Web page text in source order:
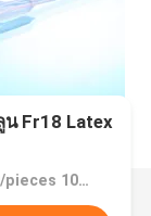
น Fr18 Latex
ราคา：$0.50/pieces 10000-49999 pieces